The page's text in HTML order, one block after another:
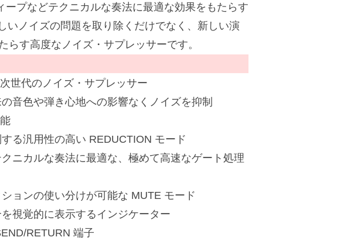
ープなどテクニカルな奏法に最適な効果をもたらす
いノイズの問題を取り除くだけでなく、新しい演
す高度なノイズ・サプレッサーです。
世代のノイズ・サプレッサー
音色や弾き心地への影響なくノイズを抑制
る汎用性の高い REDUCTION モード
ニカルな奏法に最適な、極めて高速なゲート処理
ョンの使い分けが可能な MUTE モード
視覚的に表示するインジケーター
RETURN 端子